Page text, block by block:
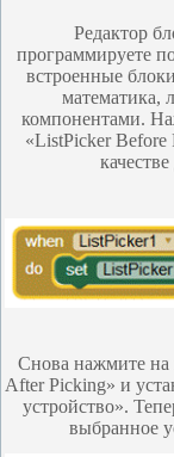
Редактор
программируете
встроенные
математика,
компонентами.
«ListPicker Before
Снова нажмите на
After Picking» и
устройство».
выбранное